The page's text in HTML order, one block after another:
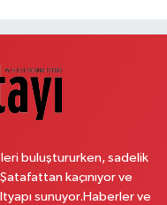
Altınokta Körler Vakfı
6 3 PLEVNE KONUTLARI
buluştururken, sadelik
kaçınıyor ve
sunuyor.Haberler ve